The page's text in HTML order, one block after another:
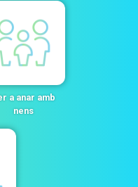
a anar amb
nens